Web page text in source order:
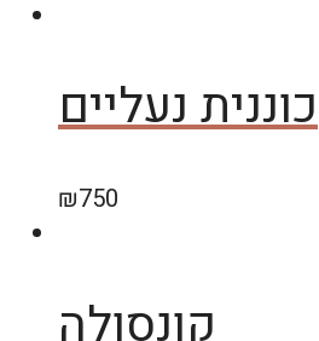
כוננית נעליים
₪750
קונסולה